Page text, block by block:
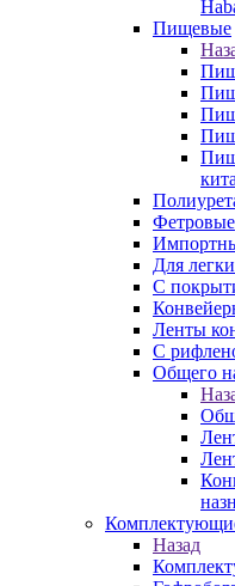
Пищевые
Фетровые
Для
С
Ленты
С
Общего
Назад